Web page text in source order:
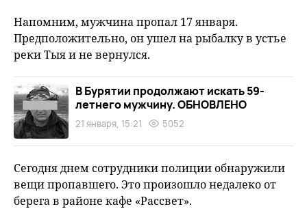
Напомним, мужчина пропал 17 января.
Предположительно, он ушел на рыбалку в устье
реки Тыя и не вернулся.
В Бурятии продолжают искать 59-
летнего мужчину. ОБНОВЛЕНО
21 января, 15:21 5052
Сегодня днем сотрудники полиции обнаружили
вещи пропавшего. Это произошло недалеко от
берега в районе кафе «Рассвет».